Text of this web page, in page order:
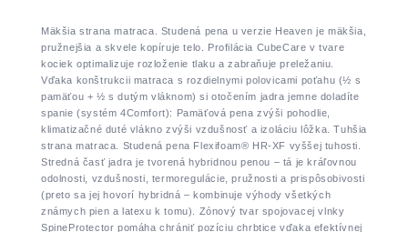
Mäkšia strana matraca. Studená pena u verzie Heaven je mäkšia,
pružnejšia a skvele kopíruje telo. Profilácia CubeCare v tvare
kociek optimalizuje rozloženie tlaku a zabraňuje preležaniu.
Vďaka konštrukcii matraca s rozdielnymi polovicami poťahu (½ s
pamäťou + ½ s dutým vláknom) si otočením jadra jemne doladíte
spanie (systém 4Comfort): Pamäťová pena zvýši pohodlie,
klimatizačné duté vlákno zvýši vzdušnosť a izoláciu lôžka. Tuhšia
strana matraca. Studená pena Flexifoam® HR-XF vyššej tuhosti.
Stredná časť jadra je tvorená hybridnou penou – tá je kráľovnou
odolnosti, vzdušnosti, termoregulácie, pružnosti a prispôsobivosti
(preto sa jej hovorí hybridná – kombinuje výhody všetkých
známych pien a latexu k tomu). Zónový tvar spojovacej vlnky
SpineProtector pomáha chrániť pozíciu chrbtice vďaka efektívnej